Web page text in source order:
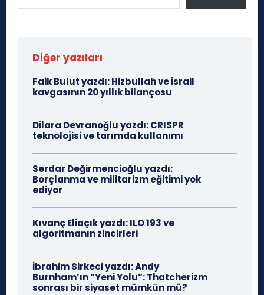
Diğer yazıları
Faik Bulut yazdı: Hizbullah ve İsrail
kavgasının 20 yıllık bilançosu
Dilara Devranoğlu yazdı: CRISPR
teknolojisi ve tarımda kullanımı
Serdar Değirmencioğlu yazdı:
Borçlanma ve militarizm eğitimi yok
ediyor
Kıvanç Eliaçık yazdı: ILO 193 ve
algoritmanın zincirleri
İbrahim Sirkeci yazdı: Andy
Burnham’ın “Yeni Yolu”: Thatcherizm
sonrası bir siyaset mümkün mü?